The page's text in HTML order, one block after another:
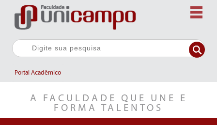
Portal Acadêmico
A FACULDADE QUE UNE E
FORMA TALENTOS